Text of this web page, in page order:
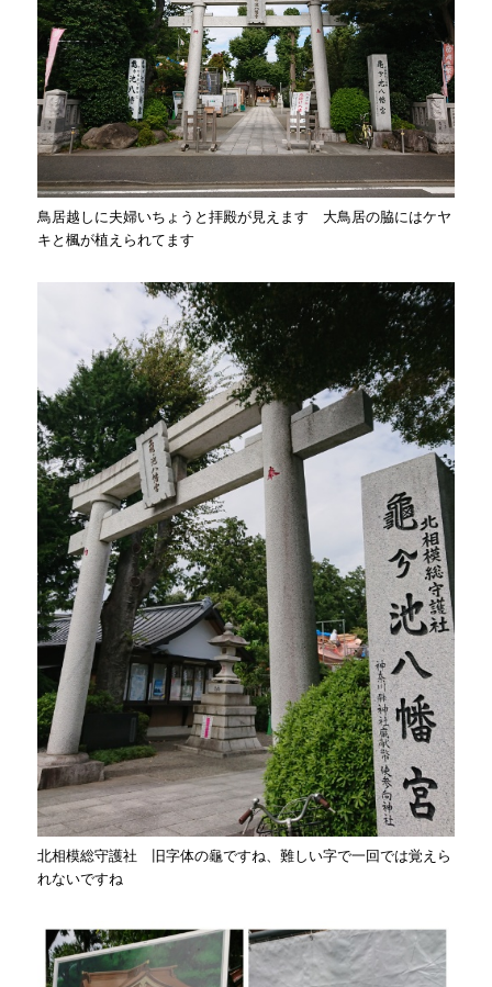
鳥居越しに夫婦いちょうと拝殿が見えます 大鳥居の脇にはケヤ
キと楓が植えられてます
北相模総守護社 旧字体の龜ですね、難しい字で一回では覚えら
れないですね